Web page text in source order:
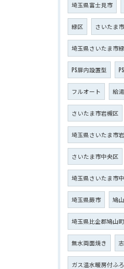
埼玉県富士見市
緑区 さいたま
埼玉県さいたま市
PS扉内設置型
フルオート 給
さいたま市岩槻区
埼玉県さいたま市
さいたま市中央区
埼玉県さいたま市
埼玉県蕨市 鳩
埼玉県比企郡鳩山町
無水両面焼き
ガス温水暖房付ふ